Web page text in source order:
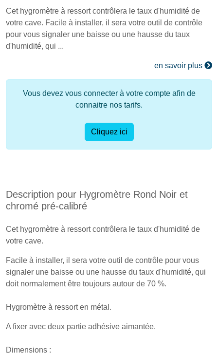
Cet hygromètre à ressort contrôlera le taux d'humidité de
votre cave. Facile à installer, il sera votre outil de contrôle
pour vous signaler une baisse ou une hausse du taux
d'humidité, qui ...
en savoir plus
Vous devez vous connecter à votre compte afin de
connaitre nos tarifs.
Cliquez ici
Description pour Hygromètre Rond Noir et
chromé pré-calibré
Cet hygromètre à ressort contrôlera le taux d'humidité de
votre cave.
Facile à installer, il sera votre outil de contrôle pour vous
signaler une baisse ou une hausse du taux d'humidité, qui
doit normalement être toujours autour de 70 %.
Hygromètre à ressort en métal.
A fixer avec deux partie adhésive aimantée.
Dimensions :